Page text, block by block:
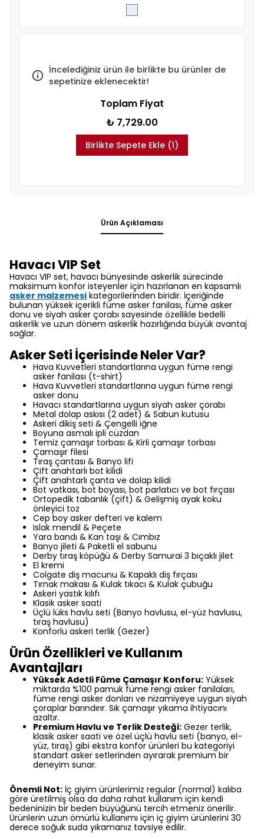
İncelediğiniz ürün ile birlikte bu ürünler de
sepetinize eklenecektir!
Toplam Fiyat
₺ 7,729.00
Birlikte Sepete Ekle (1)
Ürün Açıklaması
Havacı VIP Set
Havacı VIP set, havacı bünyesinde askerlik sürecinde
maksimum konfor isteyenler için hazırlanan en kapsamlı
asker malzemesi kategorilerinden biridir. İçeriğinde
bulunan yüksek içerikli füme asker fanilası, füme asker
donu ve siyah asker çorabı sayesinde özellikle bedelli
askerlik ve uzun dönem askerlik hazırlığında büyük avantaj
sağlar.
Asker Seti İçerisinde Neler Var?
Hava Kuvvetleri standartlarına uygun füme rengi
asker fanilası (t-shirt)
Hava Kuvvetleri standartlarına uygun füme rengi
asker donu
Havacı standartlarına uygun siyah asker çorabı
Metal dolap askısı (2 adet) & Sabun kutusu
Askeri dikiş seti & Çengelli iğne
Boyuna asmalı ipli cüzdan
Temiz çamaşır torbası & Kirli çamaşır torbası
Çamaşır filesi
Tıraş çantası & Banyo lifi
Çift anahtarlı bot kilidi
Çift anahtarlı çanta ve dolap kilidi
Bot vatkası, bot boyası, bot parlatıcı ve bot fırçası
Ortopedik tabanlık (çift) & Gelişmiş ayak koku
önleyici toz
Cep boy asker defteri ve kalem
Islak mendil & Peçete
Yara bandı & Kan taşı & Cımbız
Banyo jileti & Paketli el sabunu
Derby tıraş köpüğü & Derby Samurai 3 bıçaklı jilet
El kremi
Colgate diş macunu & Kapaklı diş fırçası
Tırnak makası & Kulak tıkacı & Kulak çubuğu
Askeri yastık kılıfı
Klasik asker saati
Üçlü lüks havlu seti (Banyo havlusu, el-yüz havlusu,
tıraş havlusu)
Konforlu askeri terlik (Gezer)
Ürün Özellikleri ve Kullanım
Avantajları
Yüksek Adetli Füme Çamaşır Konforu: Yüksek
miktarda %100 pamuk füme rengi asker fanilaları,
füme rengi asker donları ve nizamiyeye uygun siyah
çoraplar barındırır. Sık çamaşır yıkama ihtiyacını
azaltır.
Premium Havlu ve Terlik Desteği: Gezer terlik,
klasik asker saati ve özel üçlü havlu seti (banyo, el-
yüz, tıraş) gibi ekstra konfor ürünleri bu kategoriyi
standart asker setlerinden ayırarak premium bir
deneyim sunar.
Önemli Not: İç giyim ürünlerimiz regular (normal) kalıba
göre üretilmiş olsa da daha rahat kullanım için kendi
bedeninizin bir beden büyüğünü tercih etmeniz önerilir.
Ürünlerin uzun ömürlü kullanımı için iç giyim ürünlerini 30
derece soğuk suda yıkamanız tavsiye edilir.